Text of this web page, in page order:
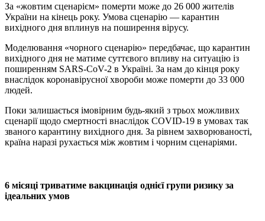
За «жовтим сценарієм» померти може до 26 000 жителів
України на кінець року. Умова сценарію — карантин
вихідного дня вплинув на поширення вірусу.
Моделювання «чорного сценарію» передбачає, що карантин
вихідного дня не матиме суттєвого впливу на ситуацію із
поширенням SARS-CoV-2 в Україні. За нам до кінця року
внаслідок коронавірусної хвороби може померти до 33 000
людей.
Поки залишається імовірним будь-який з трьох можливих
сценарії щодо смертності внаслідок COVID-19 в умовах так
званого карантину вихідного дня. За рівнем захворюваності,
країна наразі рухається між жовтим і чорним сценаріями.
6 місяці триватиме вакцинація однієї групи ризику за
ідеальних умов